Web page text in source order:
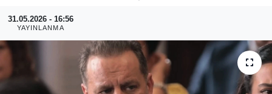
31.05.2026 - 16:56
YAYINLANMA
ASAYİŞ
RESMİ REKLAM
Haber Arşivi